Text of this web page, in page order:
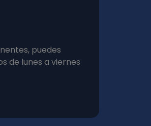
puedes
de lunes a viernes